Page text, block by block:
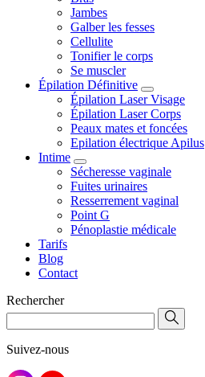
Jambes
Galber les fesses
Cellulite
Tonifier le corps
Se muscler
Épilation Définitive
Épilation Laser Visage
Épilation Laser Corps
Peaux mates et foncées
Epilation électrique Apilus
Intime
Sécheresse vaginale
Fuites urinaires
Resserrement vaginal
Point G
Pénoplastie médicale
Tarifs
Blog
Contact
Rechercher
Suivez-nous